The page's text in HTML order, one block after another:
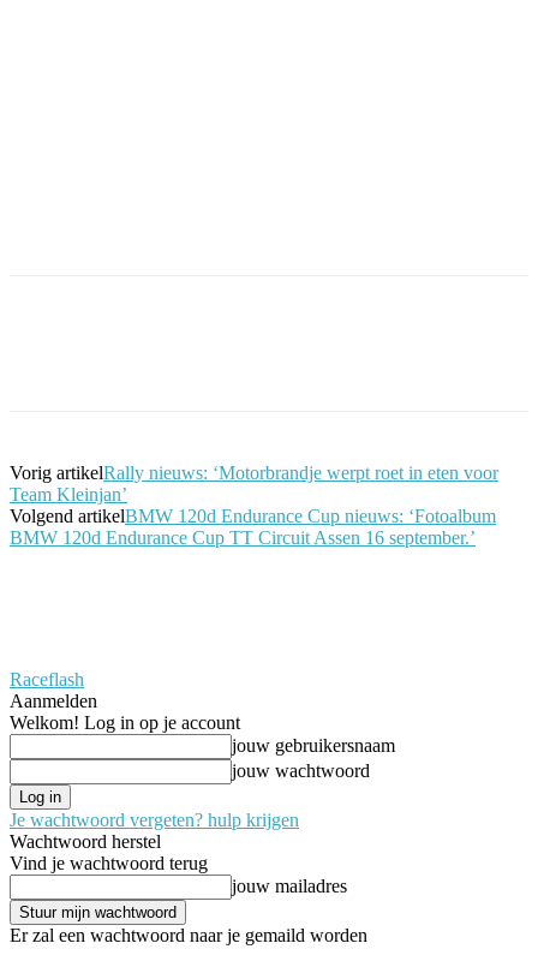
Vorig artikelRally nieuws: ‘Motorbrandje werpt roet in eten voor
Team Kleinjan’
Volgend artikelBMW 120d Endurance Cup nieuws: ‘Fotoalbum
BMW 120d Endurance Cup TT Circuit Assen 16 september.’
Raceflash
Aanmelden
Welkom! Log in op je account
jouw gebruikersnaam
jouw wachtwoord
Je wachtwoord vergeten? hulp krijgen
Wachtwoord herstel
Vind je wachtwoord terug
jouw mailadres
Er zal een wachtwoord naar je gemaild worden